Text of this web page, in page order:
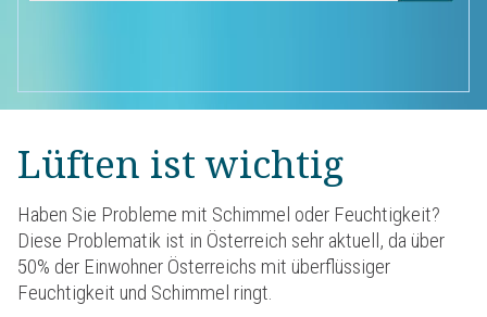
Lüften ist wichtig
Haben Sie Probleme mit Schimmel oder Feuchtigkeit?
Diese Problematik ist in Österreich sehr aktuell, da über
50% der Einwohner Österreichs mit überflüssiger
Feuchtigkeit und Schimmel ringt.